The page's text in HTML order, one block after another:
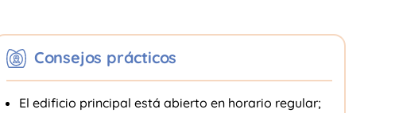
Consejos prácticos
El edificio principal está abierto en horario regular;